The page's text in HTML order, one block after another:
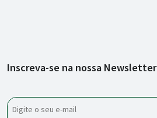
Inscreva-se na nossa Newsletter